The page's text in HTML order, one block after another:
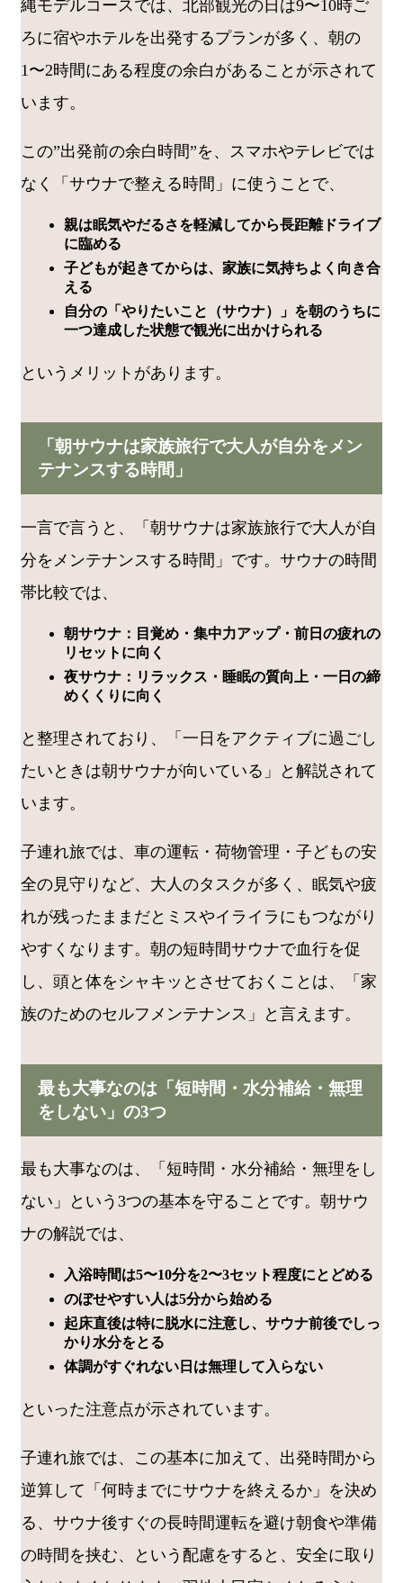
縄モデルコースでは、北部観光の日は9〜10時ご
ろに宿やホテルを出発するプランが多く、朝の
1〜2時間にある程度の余白があることが示されて
います。
この”出発前の余白時間”を、スマホやテレビでは
なく「サウナで整える時間」に使うことで、
親は眠気やだるさを軽減してから長距離ドライブ
に臨める
子どもが起きてからは、家族に気持ちよく向き合
える
自分の「やりたいこと（サウナ）」を朝のうちに
一つ達成した状態で観光に出かけられる
というメリットがあります。
「朝サウナは家族旅行で大人が自分をメン
テナンスする時間」
一言で言うと、「朝サウナは家族旅行で大人が自
分をメンテナンスする時間」です。サウナの時間
帯比較では、
朝サウナ：目覚め・集中力アップ・前日の疲れの
リセットに向く
夜サウナ：リラックス・睡眠の質向上・一日の締
めくくりに向く
と整理されており、「一日をアクティブに過ごし
たいときは朝サウナが向いている」と解説されて
います。
子連れ旅では、車の運転・荷物管理・子どもの安
全の見守りなど、大人のタスクが多く、眠気や疲
れが残ったままだとミスやイライラにもつながり
やすくなります。朝の短時間サウナで血行を促
し、頭と体をシャキッとさせておくことは、「家
族のためのセルフメンテナンス」と言えます。
最も大事なのは「短時間・水分補給・無理
をしない」の3つ
最も大事なのは、「短時間・水分補給・無理をし
ない」という3つの基本を守ることです。朝サウ
ナの解説では、
入浴時間は5〜10分を2〜3セット程度にとどめる
のぼせやすい人は5分から始める
起床直後は特に脱水に注意し、サウナ前後でしっ
かり水分をとる
体調がすぐれない日は無理して入らない
といった注意点が示されています。
子連れ旅では、この基本に加えて、出発時間から
逆算して「何時までにサウナを終えるか」を決め
る、サウナ後すぐの長時間運転を避け朝食や準備
の時間を挟む、という配慮をすると、安全に取り